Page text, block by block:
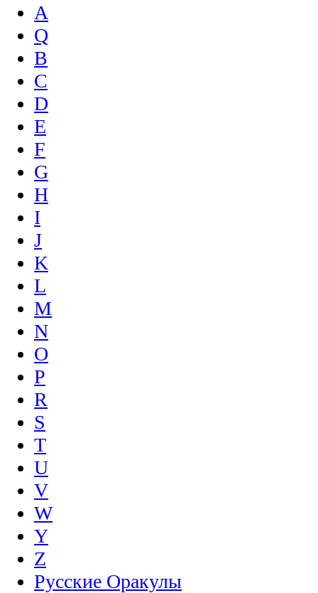
A
Q
B
C
D
E
F
G
H
I
J
K
L
M
N
O
P
R
S
T
U
V
W
Y
Z
Русские Оракулы